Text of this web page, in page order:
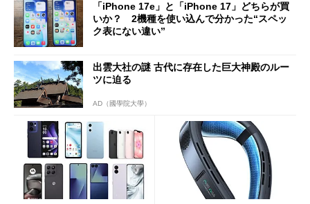
「iPhone 17e」と「iPhone 17」どちらが買
いか？ 2機種を使い込んで分かった“スペッ
ク表にない違い”
出雲大社の謎 古代に存在した巨大神殿のルー
ツに迫る
AD（國學院大學）